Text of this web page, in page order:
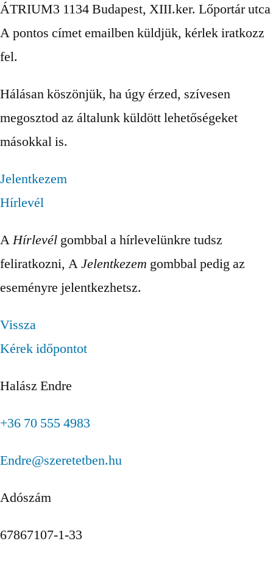
ÁTRIUM3 1134 Budapest, XIII.ker. Lőportár utca
A pontos címet emailben küldjük, kérlek iratkozz
fel.
Hálásan köszönjük, ha úgy érzed, szívesen
megosztod az általunk küldött lehetőségeket
másokkal is.
Jelentkezem
Hírlevél
AHírlevél gombbal a hírlevelünkre tudsz
feliratkozni, AJelentkezem gombbal pedig az
eseményre jelentkezhetsz.
Vissza
Kérek időpontot
Halász Endre
+36 70 555 4983
Endre@szeretetben.hu
Adószám
67867107-1-33